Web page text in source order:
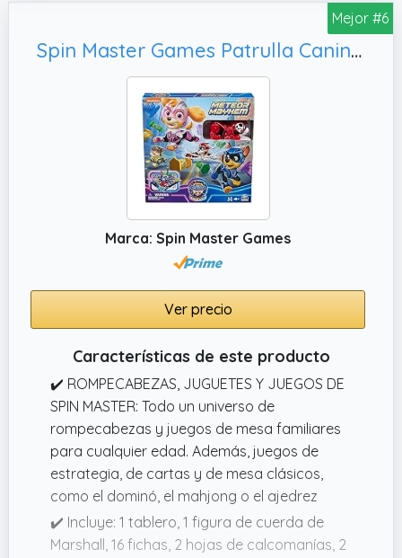
Mejor #6
Spin Master Games Patrulla Canina Súiper Película Meteor Mayhem, Juego para Niños Desde 4 Años
Marca: Spin Master Games
Ver precio
Características de este producto
✔️ ROMPECABEZAS, JUGUETES Y JUEGOS DE
SPIN MASTER: Todo un universo de
rompecabezas y juegos de mesa familiares
para cualquier edad. Además, juegos de
estrategia, de cartas y de mesa clásicos,
como el dominó, el mahjong o el ajedrez
✔️ Incluye: 1 tablero, 1 figura de cuerda de
Marshall, 16 fichas, 2 hojas de calcomanías, 2